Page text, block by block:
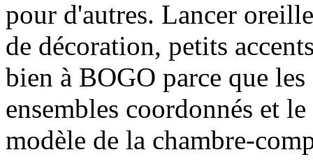
pour d'autres. Lancer
de décoration, petits
bien à BOGO parce que
ensembles coordonnés et
modèle de la chambre-